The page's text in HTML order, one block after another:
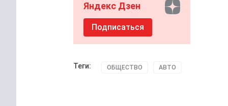
Яндекс Дзен
Подписаться
Теги: ОБЩЕСТВО АВТО